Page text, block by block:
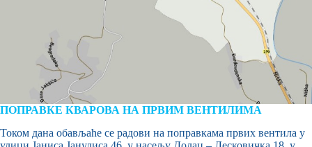
ПОПРАВКЕ КВАРОВА НА ПРВИМ ВЕНТИЛИМА
Током дана обављаће се радови на поправкама првих вентила у